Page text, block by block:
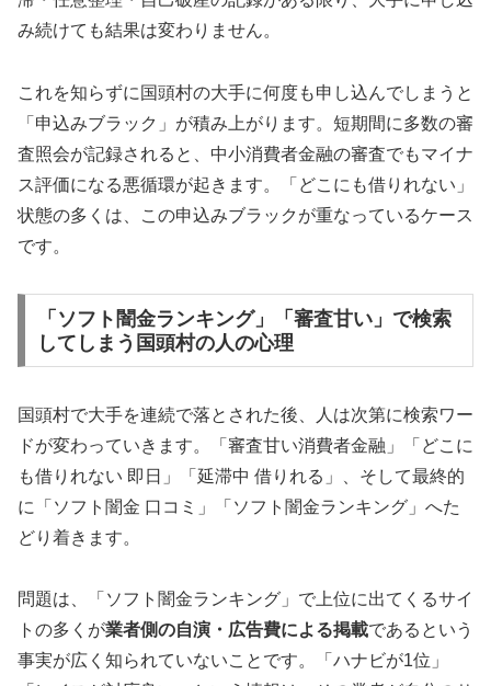
み続けても結果は変わりません。
これを知らずに国頭村の大手に何度も申し込んでしまうと
「申込みブラック」が積み上がります。短期間に多数の審
査照会が記録されると、中小消費者金融の審査でもマイナ
ス評価になる悪循環が起きます。「どこにも借りれない」
状態の多くは、この申込みブラックが重なっているケース
です。
「ソフト闇金ランキング」「審査甘い」で検索
してしまう国頭村の人の心理
国頭村で大手を連続で落とされた後、人は次第に検索ワー
ドが変わっていきます。「審査甘い消費者金融」「どこに
も借りれない 即日」「延滞中 借りれる」、そして最終的
に「ソフト闇金 口コミ」「ソフト闇金ランキング」へた
どり着きます。
問題は、「ソフト闇金ランキング」で上位に出てくるサイ
トの多くが業者側の自演・広告費による掲載であるという
事実が広く知られていないことです。「ハナビが1位」